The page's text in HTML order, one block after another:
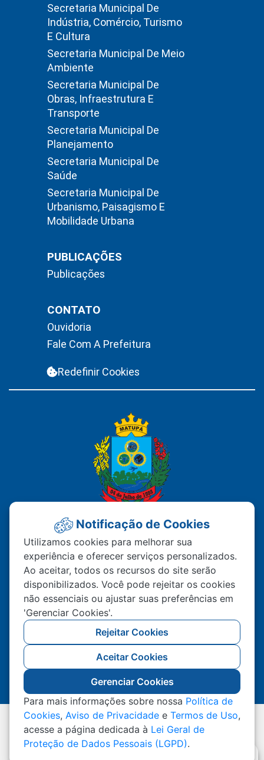
Secretaria Municipal De
Indústria, Comércio, Turismo
E Cultura
Secretaria Municipal De Meio
Ambiente
Secretaria Municipal De
Obras, Infraestrutura E
Transporte
Secretaria Municipal De
Planejamento
Secretaria Municipal De
Saúde
Secretaria Municipal De
Urbanismo, Paisagismo E
Mobilidade Urbana
PUBLICAÇÕES
Publicações
CONTATO
Ouvidoria
Fale Com A Prefeitura
Redefinir Cookies
PREFEITURA MUNICIPAL DE
MATUPÁ
Av. Hermínio Ometto Nº 101 Bairro ZE - 022
CEP – 78.525-000 Matupá-MT
(66) 99222-2560
Atendimento De Segunda A Sexta 07h00 As
11h00 Ao Público, Interno 13h00 As 17h00
Todos os Direitos Reservados a Prefeitura Municipal
de Matupá
Notificação de Cookies
Utilizamos cookies para melhorar sua
experiência e oferecer serviços personalizados.
Ao aceitar, todos os recursos do site serão
disponibilizados. Você pode rejeitar os cookies
não essenciais ou ajustar suas preferências em
'Gerenciar Cookies'.
Rejeitar Cookies
Aceitar Cookies
Gerenciar Cookies
Para mais informações sobre nossa Política de
Cookies, Aviso de Privacidade e Termos de Uso,
acesse a página dedicada à Lei Geral de
Proteção de Dados Pessoais (LGPD).